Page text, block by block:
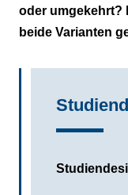
oder umgekehrt?
beide Varianten